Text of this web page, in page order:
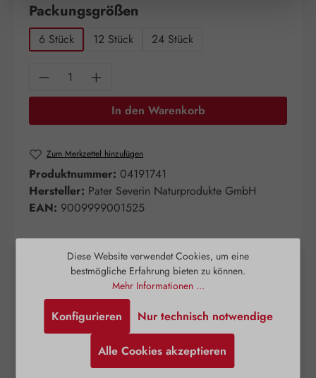
Packungsgrößen
6 Stück 12 Stück 24 Stück
Produkt Anzahl: Gib den gewünschten
In den Warenkorb
Zum Merkzettel hinzufügen
Produktnummer: 04191741
Hersteller: Pater Severin Naturprodukte GmbH
EAN: 9009999001525
Beschreibung
Teebaumöl-Vaginalsupp enthalten Teebaumöl in
einer Zäpfchengrundlage. Das Produkt ist
geeignet für die Vaginalhygiene. Als h…
Diese Website verwendet Cookies, um eine
bestmögliche Erfahrung bieten zu können.
Mehr Informationen ...
Nur technisch notwendige
Konfigurieren
Alle Cookies akzeptieren